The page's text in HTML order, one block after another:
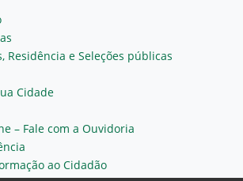
Residência e Seleções públicas
Cidade
– Fale com a Ouvidoria
ao Cidadão